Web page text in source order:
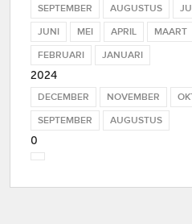
SEPTEMBER
AUGUSTUS
JUNI
MEI APRIL
MAART
FEBRUARI
JANUARI
2024
DECEMBER NOVEMBER
SEPTEMBER
AUGUSTUS
0